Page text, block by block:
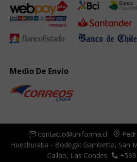
Medio De Envío
contacto@uniforma.cl
Huechuraba - Bodega: Gambetta, San
Callao, Las Condes
+569